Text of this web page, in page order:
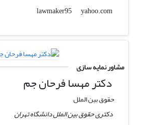
lawmaker95
yahoo.com
مشاور نمایه سازی
دکتر مهسا فرحان جم
حقوق بین الملل
دکتری حقوق بین الملل دانشگاه تهران